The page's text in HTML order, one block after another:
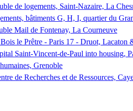
de logements, Saint-Nazaire, La
bâtiments G, H, I, quartier du
Mail de Fontenay, La Courneuve
le Prêtre - Paris 17 - Druot, Lacaton
Saint-Vincent-de-Paul into housing,
Grenoble
de Recherches et de Ressources,